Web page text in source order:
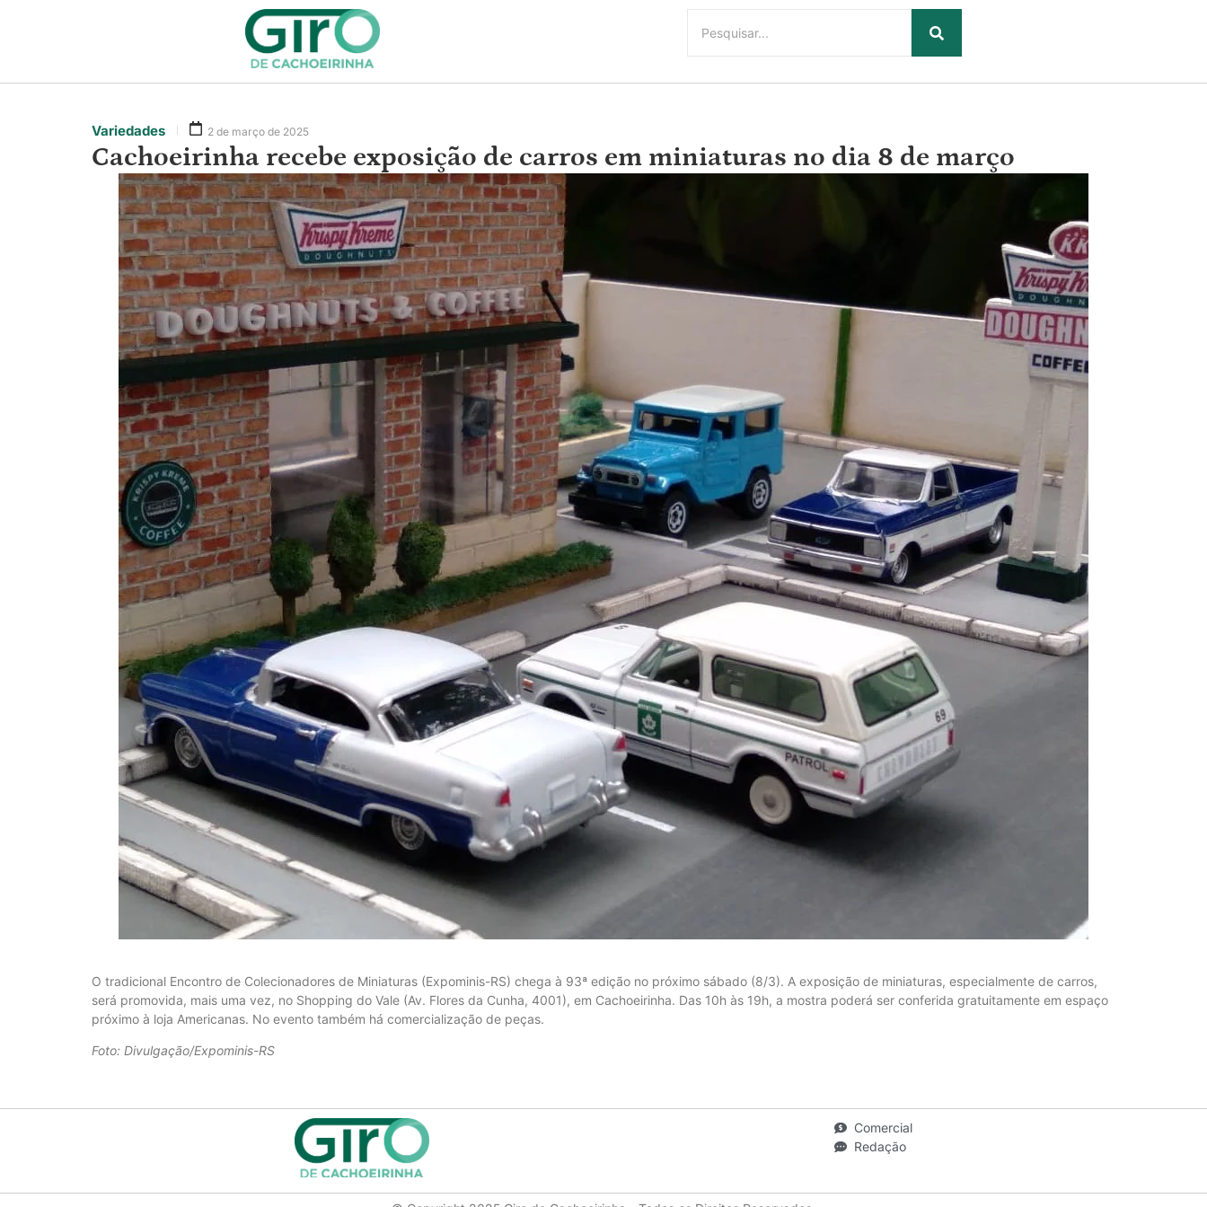
Variedades 2 de março de 2025
Cachoeirinha recebe exposição de carros em miniaturas no dia 8 de março
O tradicional Encontro de Colecionadores de Miniaturas (Expominis-RS) chega à 93ª edição no próximo sábado (8/3). A exposição de miniaturas, especialmente de carros,
será promovida, mais uma vez, no Shopping do Vale (Av. Flores da Cunha, 4001), em Cachoeirinha. Das 10h às 19h, a mostra poderá ser conferida gratuitamente em espaço
próximo à loja Americanas. No evento também há comercialização de peças.
Foto: Divulgação/Expominis-RS
Comercial
Redação